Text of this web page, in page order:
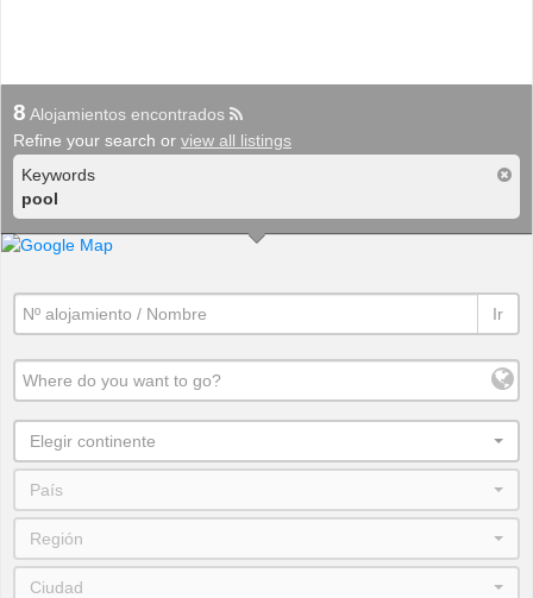
8 Alojamientos encontrados
Refine your search or view all listings
Keywords
pool
Ir
Elegir continente
País
Región
Ciudad